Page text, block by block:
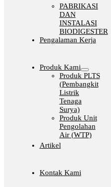
PABRIKASI
DAN
INSTALASI
BIODIGESTER
Pengalaman Kerja
Produk Kami
Produk PLTS
(Pembangkit
Listrik
Tenaga
Surya)
Produk Unit
Pengolahan
Air (WTP)
Artikel
Kontak Kami